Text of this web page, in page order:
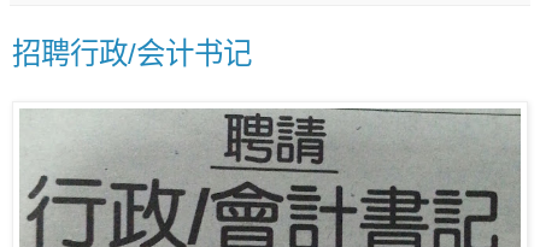
招聘行政/会计书记